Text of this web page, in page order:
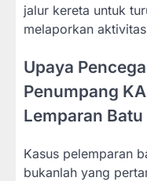
jalur kereta untuk
melaporkan
Upaya
Penumpang
Lemparan Batu
Kasus pelemparan
bukanlah yang